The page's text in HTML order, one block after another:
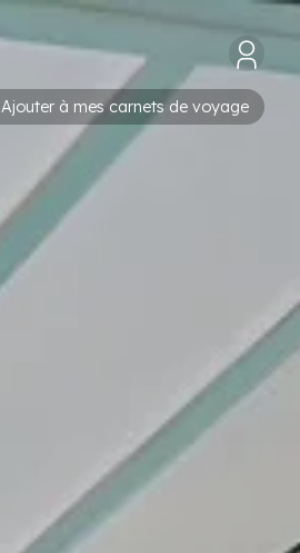
Ajouter à mes carnets de voyage